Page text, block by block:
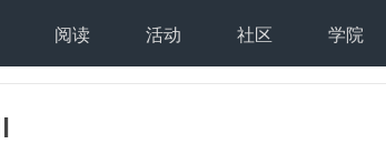
阅读 活动 社区 学院